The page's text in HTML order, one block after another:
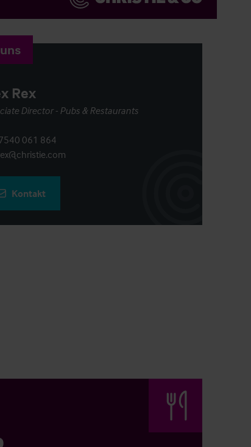
Rex
Director - Pubs & Restaurants
061 864
Kontakt